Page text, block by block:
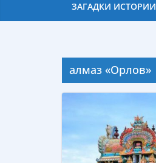
ЗАГАДКИ ИСТОРИИ
алмаз «Орлов»